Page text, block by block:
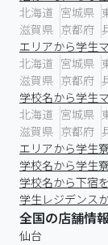
北海道 宮城県
滋賀県 京都府
エリアから学生
北海道 宮城県
滋賀県 京都府
学校名から学生
北海道 宮城県
滋賀県 京都府
エリアから学生
学校名から学生
学校名から下宿
学生レジデンス
全国の店舗情
仙台